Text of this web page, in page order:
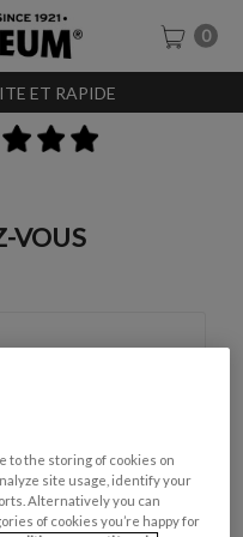
ET RAPIDE
0
VOUS
to the storing of cookies on
site usage, identify your
Alternatively you can
of cookies you’re happy for